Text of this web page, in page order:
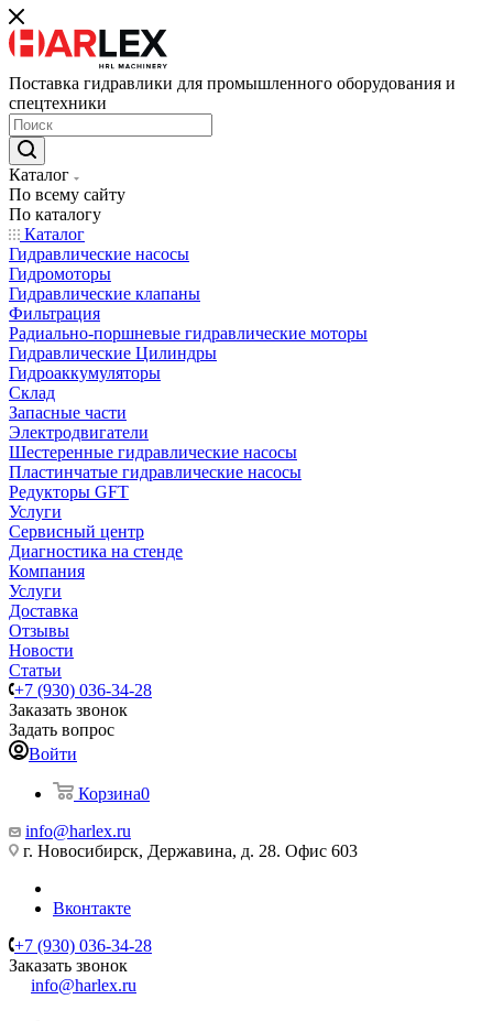
Поставка гидравлики для промышленного оборудования и
спецтехники
Каталог
По всему сайту
По каталогу
Каталог
Гидравлические насосы
Гидромоторы
Гидравлические клапаны
Фильтрация
Радиально-поршневые гидравлические моторы
Гидравлические Цилиндры
Гидроаккумуляторы
Склад
Запасные части
Электродвигатели
Шестеренные гидравлические насосы
Пластинчатые гидравлические насосы
Редукторы GFT
Услуги
Сервисный центр
Диагностика на стенде
Компания
Услуги
Доставка
Отзывы
Новости
Статьи
+7 (930) 036-34-28
Заказать звонок
Задать вопрос
Войти
Корзина0
info@harlex.ru
г. Новосибирск, Державина, д. 28. Офис 603
Вконтакте
+7 (930) 036-34-28
Заказать звонок
info@harlex.ru